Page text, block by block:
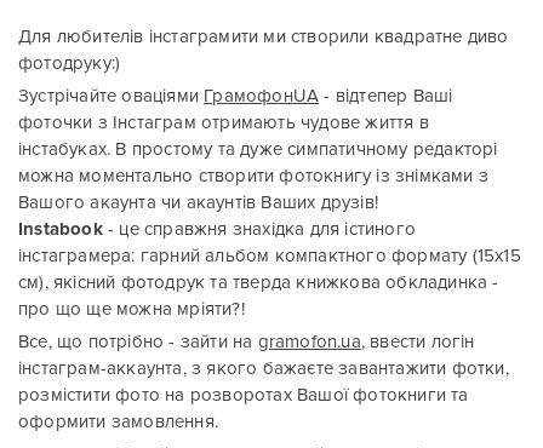
Для любителів інстаграмити ми створили квадратне диво
фотодруку:)
Зустрічайте оваціями ГрамофонUA - відтепер Ваші
фоточки з Інстаграм отримають чудове життя в
інстабуках. В простому та дуже симпатичному редакторі
можна моментально створити фотокнигу із знімками з
Вашого акаунта чи акаунтів Ваших друзів!
Instabook - це справжня знахідка для істиного
інстаграмера: гарний альбом компактного формату (15х15
см), якісний фотодрук та тверда книжкова обкладинка -
про що ще можна мріяти?!
Все, що потрібно - зайти на gramofon.ua, ввести логін
інстаграм-аккаунта, з якого бажаєте завантажити фотки,
розмістити фото на розворотах Вашої фотокниги та
оформити замовлення.